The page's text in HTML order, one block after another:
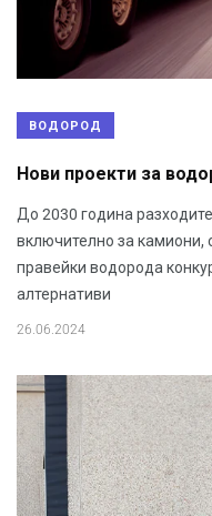
ВОДОРОД
Нови проекти за
До 2030 година
включително за камиони,
правейки водорода
алтернативи
26.06.2024